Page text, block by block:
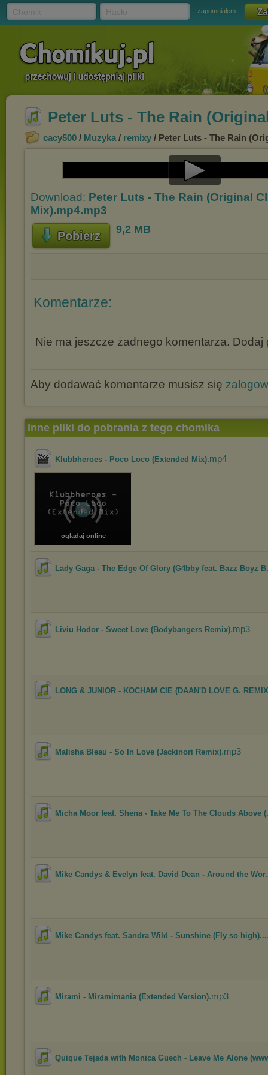
zapomniałem
Peter Luts - The Rain
cacy500 / Muzyka / remixy / Peter Luts - The Rain
Play
Download: Peter Luts - The Rain (Original
Mix).mp4.mp3
Pobierz 9,2 MB
Komentarze:
Nie ma jeszcze żadnego komentarza. Dodaj
Aby dodawać komentarze musisz się
Inne pliki do pobrania z tego chomika
Klubbheroes - Poco Loco (Extended Mix).mp4
oglądaj online
Lady Gaga - The Edge Of Glory (G4bby feat. Bazz Boyz
Liviu Hodor - Sweet Love (Bodybangers Remix).mp3
LONG & JUNIOR - KOCHAM CIE (DAAN'D LOVE G.
Malisha Bleau - So In Love (Jackinori Remix).mp3
Micha Moor feat. Shena - Take Me To The Clouds Above
Mike Candys & Evelyn feat. David Dean - Around the
Mike Candys feat. Sandra Wild - Sunshine (Fly so high)...
Mirami - Miramimania (Extended Version).mp3
Quique Tejada with Monica Guech - Leave Me Alone